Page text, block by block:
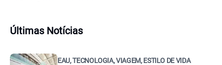
Últimas Notícias
EAU, TECNOLOGIA, VIAGEM, ESTILO DE VIDA